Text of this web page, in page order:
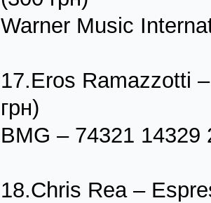
Warner Music
17.Eros Ramazzotti
грн)
BMG – 74321 14329
18.Chris Rea –